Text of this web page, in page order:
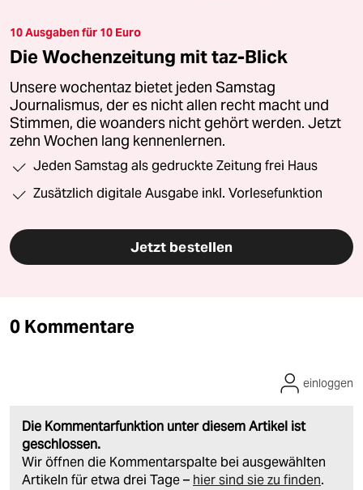
10 Ausgaben für 10 Euro
Die Wochenzeitung mit taz-Blick
Unsere wochentaz bietet jeden Samstag
Journalismus, der es nicht allen recht macht und
Stimmen, die woanders nicht gehört werden. Jetzt
zehn Wochen lang kennenlernen.
Jeden Samstag als gedruckte Zeitung frei Haus
Zusätzlich digitale Ausgabe inkl. Vorlesefunktion
Jetzt bestellen
0 Kommentare
Die Kommentarfunktion unter diesem Artikel ist
geschlossen.
Wir öffnen die Kommentarspalte bei ausgewählten
Artikeln für etwa drei Tage – hier sind sie zu finden.
einloggen